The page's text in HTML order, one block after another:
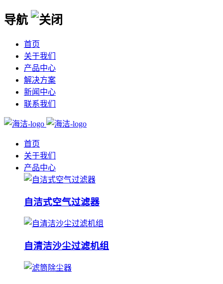
导航
首页
关于我们
产品中心
解决方案
新闻中心
联系我们
首页
关于我们
产品中心
自洁式空气过滤器
自清洁沙尘过滤机组